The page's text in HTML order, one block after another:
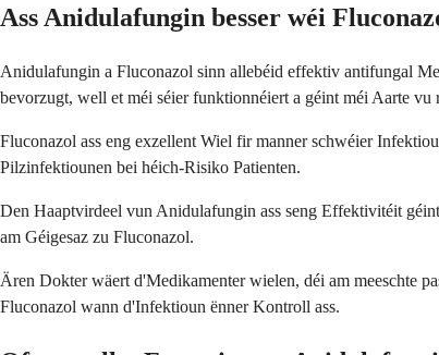
Ass Anidulafungin besser wéi
Anidulafungin a Fluconazol sinn allebéid effektiv antifungal
bevorzugt, well et méi séier funktionnéiert a géint méi Aarte vu
Fluconazol ass eng exzellent Wiel fir manner schwéier
Pilzinfektiounen bei héich-Risiko Patienten.
Den Haaptvirdeel vun Anidulafungin ass seng Effektivitéit
am Géigesaz zu Fluconazol.
Ären Dokter wäert d'Medikamenter wielen, déi am meeschte
Fluconazol wann d'Infektioun ënner Kontroll ass.